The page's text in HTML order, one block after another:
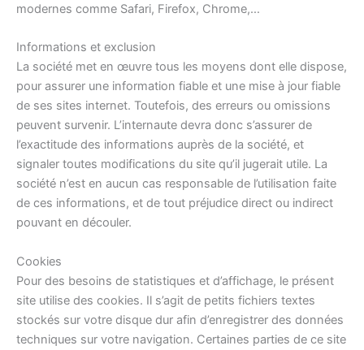
modernes comme Safari, Firefox, Chrome,…
Informations et exclusion
La société met en œuvre tous les moyens dont elle dispose,
pour assurer une information fiable et une mise à jour fiable
de ses sites internet. Toutefois, des erreurs ou omissions
peuvent survenir. L’internaute devra donc s’assurer de
l’exactitude des informations auprès de la société, et
signaler toutes modifications du site qu’il jugerait utile. La
société n’est en aucun cas responsable de l’utilisation faite
de ces informations, et de tout préjudice direct ou indirect
pouvant en découler.
Cookies
Pour des besoins de statistiques et d’affichage, le présent
site utilise des cookies. Il s’agit de petits fichiers textes
stockés sur votre disque dur afin d’enregistrer des données
techniques sur votre navigation. Certaines parties de ce site